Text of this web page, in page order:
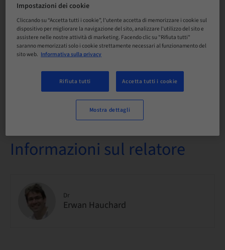
Audience
nazionale
No. Corso
Neodent_INIT_IMPLANTO_2_2025
Disponibilità posti a sedere
5 Disponibile
Informazioni sul relatore
Dr
Erwan Hauchard
Impostazioni dei cookie
Cliccando su “Accetta tutti i cookie”, l'utente accetta di memorizzare i cookie sul
dispositivo per migliorare la navigazione del sito, analizzare l'utilizzo del sito e
assistere nelle nostre attività di marketing. Facendo clic su "Rifiuta tutti"
saranno memorizzati solo i cookie strettamente necessari al funzionamento del
sito web. Informativa sulla privacy
Rifiuta tutti Accetta tutti i cookie
Mostra dettagli